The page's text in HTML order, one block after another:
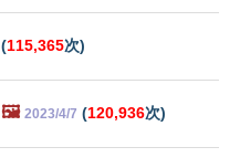
(115,365次)
🖼️ 2023/4/7 (120,936次)